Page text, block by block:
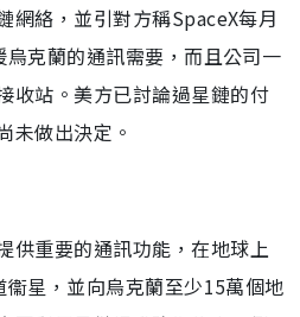
網絡，並引對方稱SpaceX每月
克蘭的通訊需要，而且公司一
收站。美方已討論過星鏈的付
未做出決定。
供重要的通訊功能，在地球上
星，並向烏克蘭至少15萬個地